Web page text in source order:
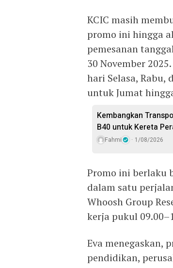
KCIC masih
promo ini hingga
pemesanan
30 November
hari Selasa, Rabu,
untuk Jumat
Kembangkan
B40 untuk Kereta
Fahmi 1/08/2026
Promo ini berlaku
dalam satu
Whoosh Group
kerja pukul
Eva menegaskan,
pendidikan,